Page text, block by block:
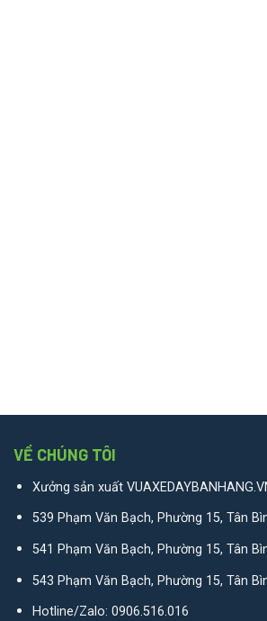
VỀ CHÚNG TÔI
Xưởng sản xuất
539 Phạm Văn Bạch, Phường 15, Tân
541 Phạm Văn Bạch, Phường 15, Tân
543 Phạm Văn Bạch, Phường 15, Tân
Hotline/Zalo: 0906.516.016